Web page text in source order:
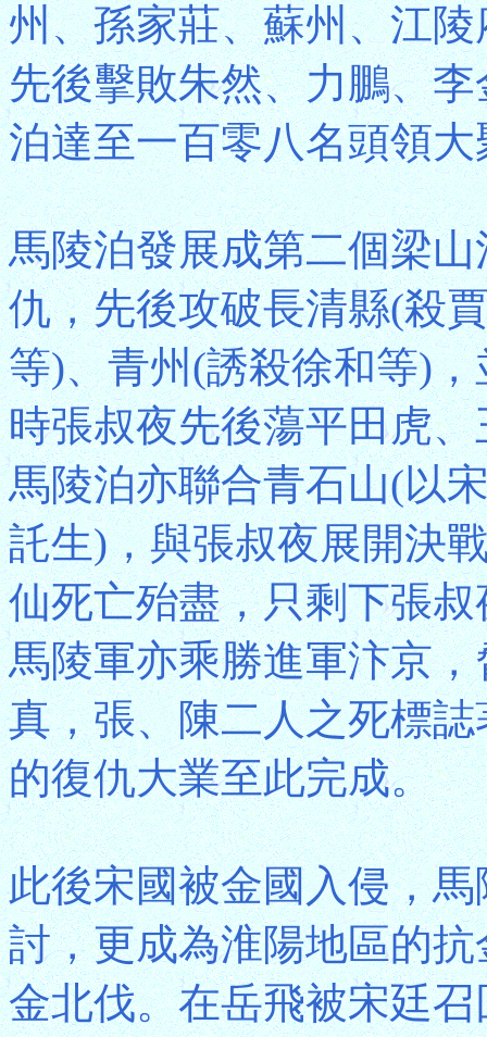
州、孫家莊、蘇州、江
先後擊敗朱然、力鵬、
泊達至一百零八名頭領
馬陵泊發展成第二個梁
仇，先後攻破長清縣(殺
等)、青州(誘殺徐和等)
時張叔夜先後蕩平田虎
馬陵泊亦聯合青石山(以
託生)，與張叔夜展開決
仙死亡殆盡，只剩下張
馬陵軍亦乘勝進軍汴京
真，張、陳二人之死標
的復仇大業至此完成。
此後宋國被金國入侵，
討，更成為淮陽地區的
金北伐。在岳飛被宋廷